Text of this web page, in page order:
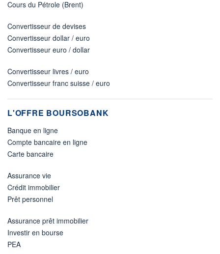
Cours du Pétrole (Brent)
Convertisseur de devises
Convertisseur dollar / euro
Convertisseur euro / dollar
Convertisseur livres / euro
Convertisseur franc suisse / euro
L'OFFRE BOURSOBANK
Banque en ligne
Compte bancaire en ligne
Carte bancaire
Assurance vie
Crédit immobilier
Prêt personnel
Assurance prêt immobilier
Investir en bourse
PEA